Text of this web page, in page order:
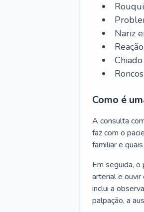
Nariz
Roncos.
Como é
A consulta
faz com o
familiar e
Em seguida,
arterial e ouvir
inclui a
palpação, a